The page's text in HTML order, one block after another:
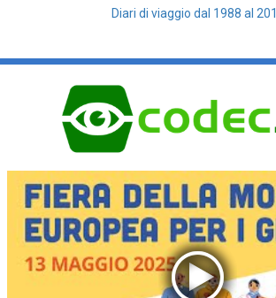
Diari di viaggio dal 1988 al